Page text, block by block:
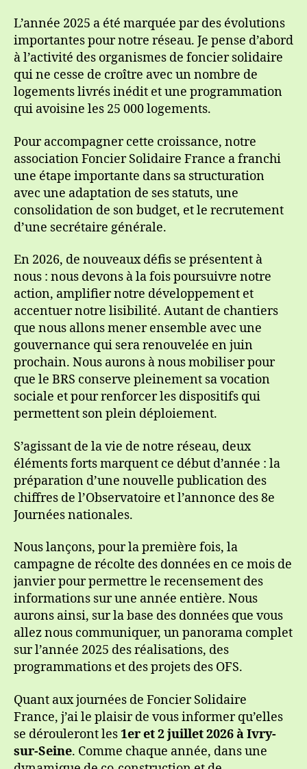
L’année 2025 a été marquée par des évolutions
importantes pour notre réseau. Je pense d’abord
à l’activité des organismes de foncier solidaire
qui ne cesse de croître avec un nombre de
logements livrés inédit et une programmation
qui avoisine les 25 000 logements.
Pour accompagner cette croissance, notre
association Foncier Solidaire France a franchi
une étape importante dans sa structuration
avec une adaptation de ses statuts, une
consolidation de son budget, et le recrutement
d’une secrétaire générale.
En 2026, de nouveaux défis se présentent à
nous : nous devons à la fois poursuivre notre
action, amplifier notre développement et
accentuer notre lisibilité. Autant de chantiers
que nous allons mener ensemble avec une
gouvernance qui sera renouvelée en juin
prochain. Nous aurons à nous mobiliser pour
que le BRS conserve pleinement sa vocation
sociale et pour renforcer les dispositifs qui
permettent son plein déploiement.
S’agissant de la vie de notre réseau, deux
éléments forts marquent ce début d’année : la
préparation d’une nouvelle publication des
chiffres de l’Observatoire et l’annonce des 8e
Journées nationales.
Nous lançons, pour la première fois, la
campagne de récolte des données en ce mois de
janvier pour permettre le recensement des
informations sur une année entière. Nous
aurons ainsi, sur la base des données que vous
allez nous communiquer, un panorama complet
sur l’année 2025 des réalisations, des
programmations et des projets des OFS.
Quant aux journées de Foncier Solidaire
France, j’ai le plaisir de vous informer qu’elles
se dérouleront les1er et 2 juillet 2026 à Ivry-
sur-Seine. Comme chaque année, dans une